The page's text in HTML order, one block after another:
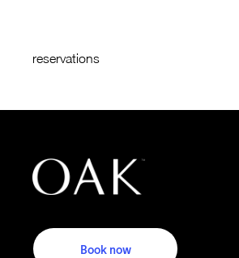
reservations
Book now